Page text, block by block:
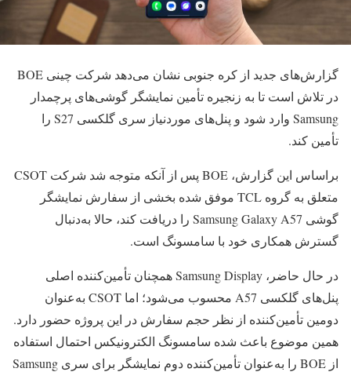
گزارش‌های جدید از کره جنوبی نشان می‌دهد شرکت چینی BOE
در تلاش است تا به زنجیره تأمین نمایشگر گوشی‌های پرچمدار
Samsung
وارد شود و پنل‌های موردنیاز سری گلکسی S27 را
تأمین کند.
براساس این گزارش، BOE پس از آنکه متوجه شد شرکت CSOT
متعلق به گروه TCL موفق شده بخشی از سفارش نمایشگر
گوشی Samsung Galaxy A57 را دریافت کند، حالا به‌دنبال
گسترش همکاری خود با سامسونگ است.
در حال حاضر، Samsung Display همچنان تأمین‌کننده اصلی
پنل‌های گلکسی A57 محسوب می‌شود؛ اما CSOT به‌عنوان
دومین تأمین‌کننده از نظر حجم سفارش در این پروژه حضور دارد.
همین موضوع باعث شده سامسونگ الکترونیکس احتمال استفاده
از BOE را به‌عنوان تأمین‌کننده دوم نمایشگر برای سری Samsung